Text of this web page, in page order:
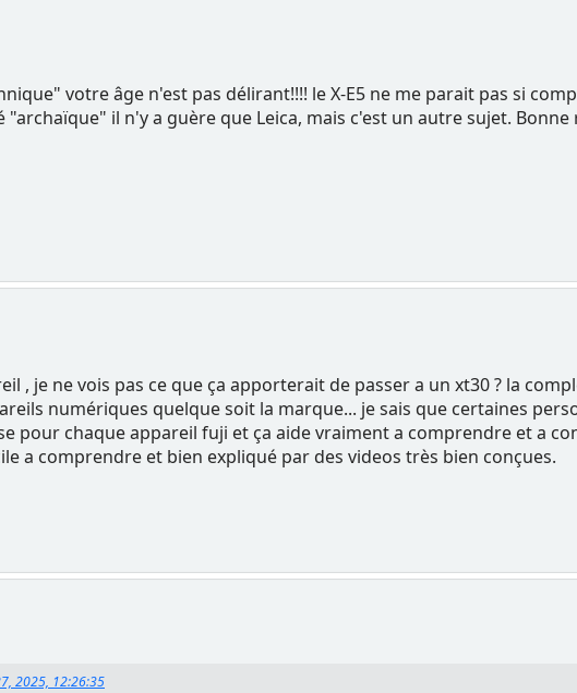
votre âge n'est pas délirant!!!! le X-E5 ne me parait pas si
il n'y a guère que Leica, mais c'est un autre sujet. Bonne
, je ne vois pas ce que ça apporterait de passer a un xt30 ? la
numériques quelque soit la marque... je sais que certaines
pour chaque appareil fuji et ça aide vraiment a comprendre et a
a comprendre et bien expliqué par des videos très bien conçues.
2025, 12:26:35